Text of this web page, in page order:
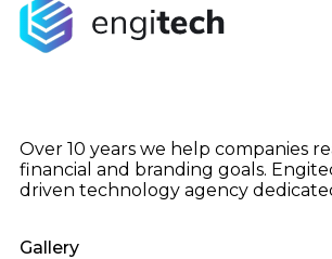
Over 10 years we help companies
financial and branding goals.
driven technology agency
Gallery